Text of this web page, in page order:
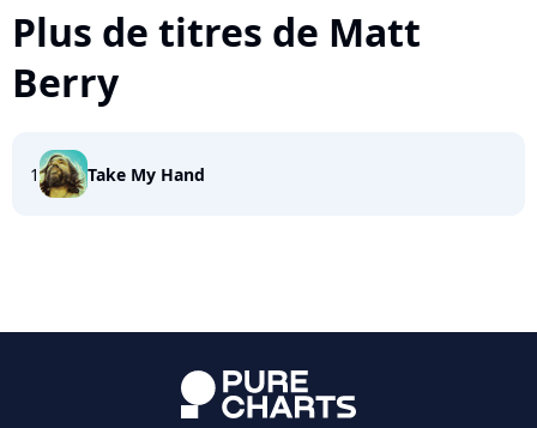
Plus de titres de Matt
Berry
1 Take My Hand